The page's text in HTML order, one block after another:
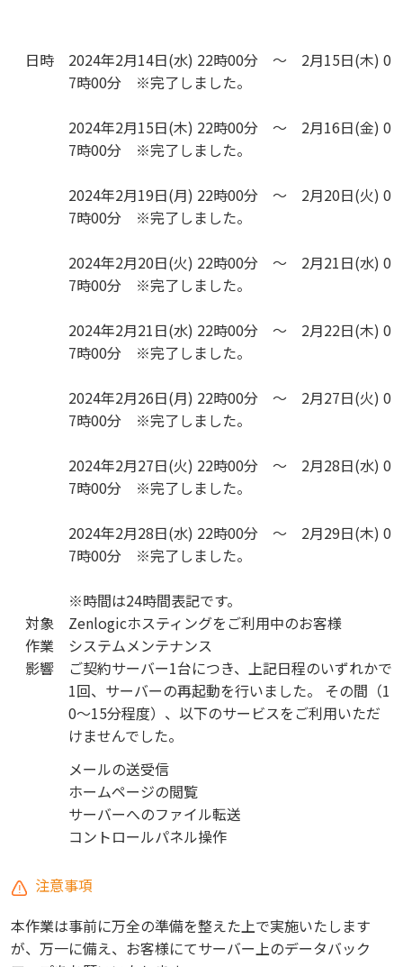
日時
2024年2月14日(水) 22時00分 ～ 2月15日(木) 0
7時00分 ※完了しました。
2024年2月15日(木) 22時00分 ～ 2月16日(金) 0
7時00分 ※完了しました。
2024年2月19日(月) 22時00分 ～ 2月20日(火) 0
7時00分 ※完了しました。
2024年2月20日(火) 22時00分 ～ 2月21日(水) 0
7時00分 ※完了しました。
2024年2月21日(水) 22時00分 ～ 2月22日(木) 0
7時00分 ※完了しました。
2024年2月26日(月) 22時00分 ～ 2月27日(火) 0
7時00分 ※完了しました。
2024年2月27日(火) 22時00分 ～ 2月28日(水) 0
7時00分 ※完了しました。
2024年2月28日(水) 22時00分 ～ 2月29日(木) 0
7時00分 ※完了しました。
※時間は24時間表記です。
対象
Zenlogicホスティングをご利用中のお客様
作業
システムメンテナンス
影響
ご契約サーバー1台につき、上記日程のいずれかで
1回、サーバーの再起動を行いました。 その間（1
0～15分程度）、以下のサービスをご利用いただ
けませんでした。
メールの送受信
ホームページの閲覧
サーバーへのファイル転送
コントロールパネル操作
注意事項
本作業は事前に万全の準備を整えた上で実施いたします
が、万一に備え、お客様にてサーバー上のデータバック